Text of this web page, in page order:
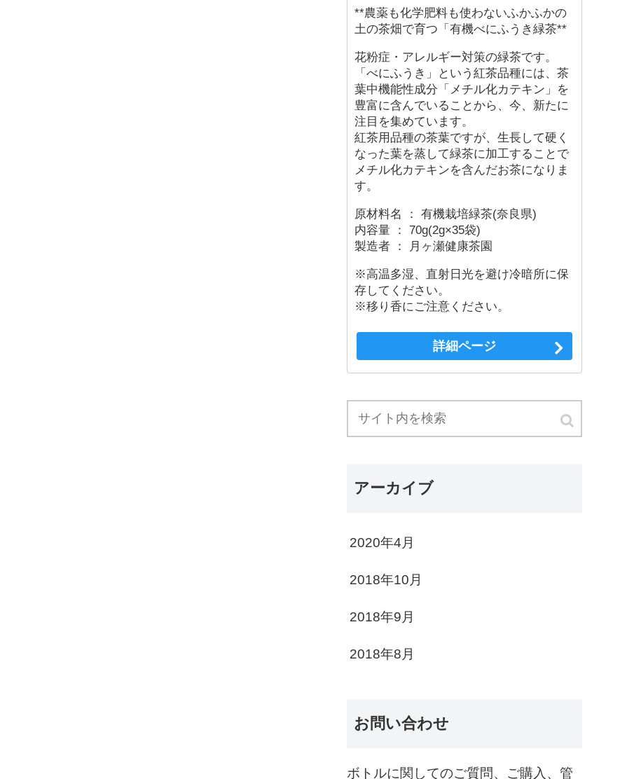
**農薬も化学肥料も使わないふかふかの
土の茶畑で育つ「有機べにふうき緑茶**
花粉症・アレルギー対策の緑茶です。
「べにふうき」という紅茶品種には、茶
葉中機能性成分「メチル化カテキン」を
豊富に含んでいることから、今、新たに
注目を集めています。
紅茶用品種の茶葉ですが、生長して硬く
なった葉を蒸して緑茶に加工することで
メチル化カテキンを含んだお茶になりま
す。
原材料名 ： 有機栽培緑茶(奈良県)
内容量 ： 70g(2g×35袋)
製造者 ： 月ヶ瀬健康茶園
※高温多湿、直射日光を避け冷暗所に保
存してください。
※移り香にご注意ください。
詳細ページ
アーカイブ
2020年4月
2018年10月
2018年9月
2018年8月
お問い合わせ
ボトルに関してのご質問、ご購入、管